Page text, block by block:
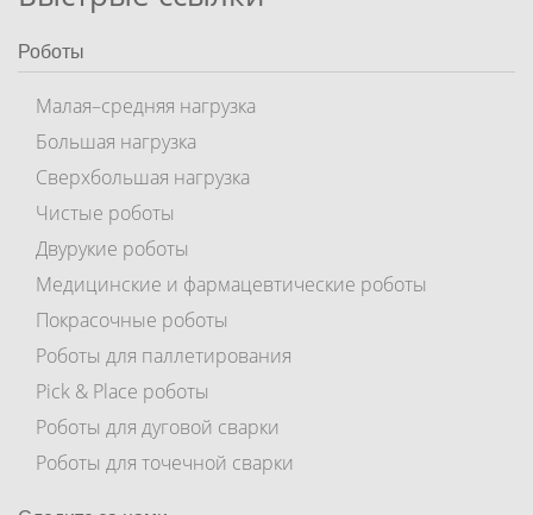
Роботы
Малая–средняя нагрузка
Большая нагрузка
Сверхбольшая нагрузка
Чистые роботы
Двурукие роботы
Медицинские и фармацевтические роботы
Покрасочные роботы
Роботы для паллетирования
Pick & Place роботы
Роботы для дуговой сварки
Роботы для точечной сварки